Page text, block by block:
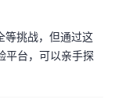
等挑战，但通过这
平台，可以亲手探